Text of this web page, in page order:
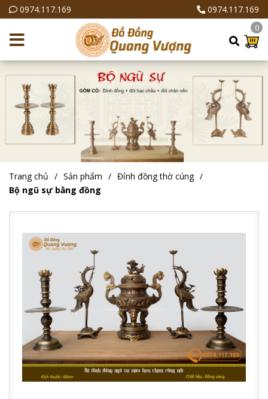
0974.117.169 0974.117.169
0
Trang chủ Sản phẩm
Đỉnh đồng thờ cúng
Bộ ngũ sự bằng đồng